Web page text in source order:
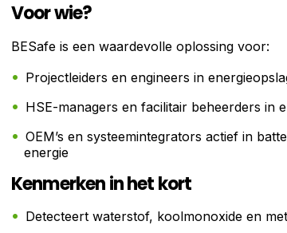
Voor wie?
BESafe is een waardevolle oplossing voor:
Projectleiders en engineers in
HSE-managers en facilitair beheerders in
OEM’s en systeemintegrators actief in
energie
Kenmerken in het kort
Detecteert waterstof, koolmonoxide en